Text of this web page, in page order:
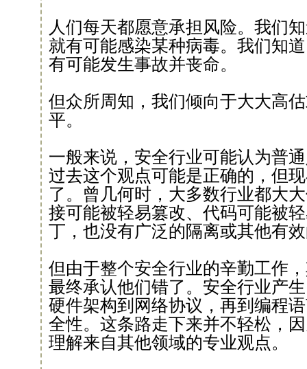
人们每天都愿意承担风险。我们
就有可能感染某种病毒。我们知
有可能发生事故并丧命。
但众所周知，我们倾向于大大高
平。
一般来说，安全行业可能认为普
过去这个观点可能是正确的，但
了。曾几何时，大多数行业都大
接可能被轻易篡改、代码可能被
丁，也没有广泛的隔离或其他有
但由于整个安全行业的辛勤工作
最终承认他们错了。安全行业产
硬件架构到网络协议，再到编程
全性。这条路走下来并不轻松，
理解来自其他领域的专业观点。